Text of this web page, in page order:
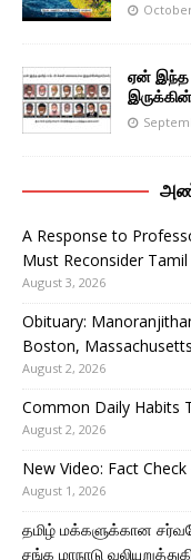
ஏன் இந்த
A Response to
Must Reconsider
August 3, 2026
Obituary:
Boston, Massachusetts
August 2, 2026
Common Daily Habits
August 2, 2026
New Video: Fact
August 1, 2026
தமிழ் மக்களுக்கான
சங்க மாநாடு